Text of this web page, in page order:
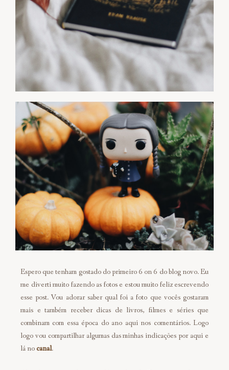
Espero que tenham gostado do primeiro 6 on 6 do blog novo. Eu
me diverti muito fazendo as fotos e estou muito feliz escrevendo
esse post. Vou adorar saber qual foi a foto que vocês gostaram
mais e também receber dicas de livros, filmes e séries que
combinam com essa época do ano aqui nos comentários. Logo
logo vou compartilhar algumas das minhas indicações por aqui e
lá no canal.